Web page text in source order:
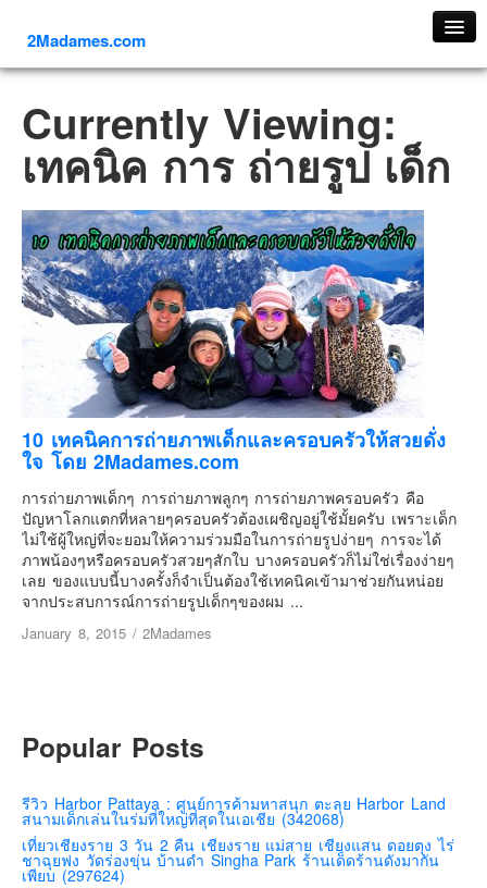
2Madames.com
ภาคเหนือ
ภาคใต้
ภาคกลาง
ภาคตะวันตก
ภาคอีสาน
ทริปต่างประเทศ
ยุโรป
รัสเซีย
อิตาลี
ตุรกี-ตุรเคีย
เยอรมัน
ฝรั่งเศส
ออสเตรีย
สาธารณรัฐเช็ก
ฮังการี
โปรตุเกส
สเปน
โครเอเชีย
สโลเวเนีย
Currently Viewing:
เทคนิค การ ถ่ายรูป เด็ก
10 เทคนิคการถ่ายภาพเด็กและครอบครัวให้สวยดั่ง
ใจ โดย 2Madames.com
การถ่ายภาพเด็กๆ การถ่ายภาพลูกๆ การถ่ายภาพครอบครัว คือ
ปัญหาโลกแตกที่หลายๆครอบครัวต้องเผชิญอยู่ใช้มั้ยครับ เพราะเด็ก
ไม่ใช้ผู้ใหญ่ที่จะยอมให้ความร่วมมือในการถ่ายรูปง่ายๆ การจะได้
ภาพน้องๆหรือครอบครัวสวยๆสักใบ บางครอบครัวก็ไม่ใช่เรื่องง่ายๆ
เลย ของแบบนี้บางครั้งก็จำเป็นต้องใช้เทคนิคเข้ามาช่วยกันหน่อย
จากประสบการณ์การถ่ายรูปเด็กๆของผม ...
January 8, 2015 / 2Madames
Popular Posts
รีวิว Harbor Pattaya : ศูนย์การค้ามหาสนุก ตะลุย Harbor Land
สนามเด็กเล่นในร่มที่ใหญ่ที่สุดในเอเชีย (342068)
เที่ยวเชียงราย 3 วัน 2 คืน เชียงราย แม่สาย เชียงแสน ดอยตุง ไร่
ชาฉุยฟง วัดร่องขุ่น บ้านดำ Singha Park ร้านเด็ดร้านดังมากัน
เพียบ (297624)